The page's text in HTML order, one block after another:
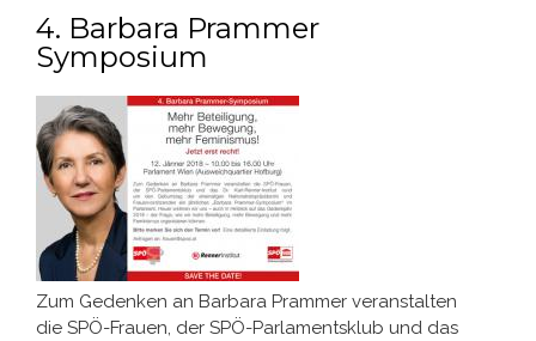
4. Barbara Prammer
Symposium
Zum Gedenken an Barbara Prammer veranstalten
die SPÖ-Frauen, der SPÖ-Parlamentsklub und das